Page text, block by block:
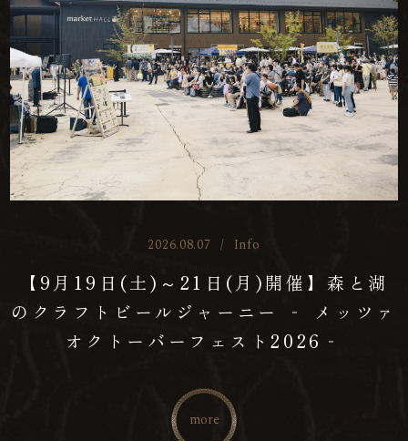
2026.08.07 / Info
【9月19日(土)～21日(月)開催】森と湖
のクラフトビールジャーニー ‐ メッツァ
オクトーバーフェスト2026‐
more